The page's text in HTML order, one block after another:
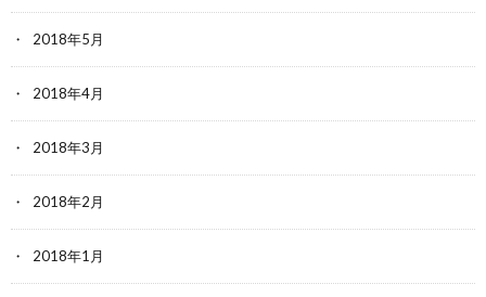
2018年5月
2018年4月
2018年3月
2018年2月
2018年1月